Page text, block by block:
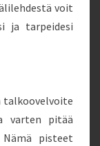
voit
ja tarpeidesi
talkoovelvoite
varten pitää
pisteet